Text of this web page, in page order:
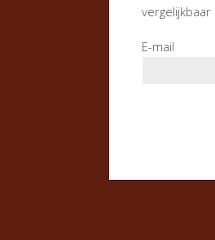
E-mail